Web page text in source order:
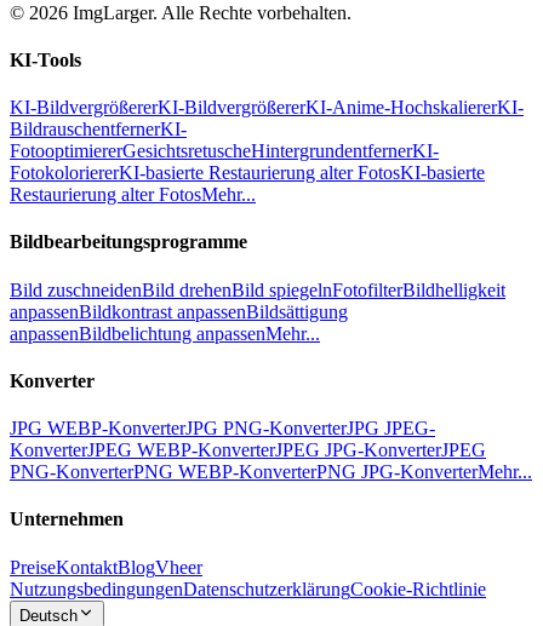
© 2026 ImgLarger. Alle Rechte vorbehalten.
KI-Tools
KI-BildvergrößererKI-BildvergrößererKI-Anime-HochskaliererKI-
BildrauschentfernerKI-
FotooptimiererGesichtsretuscheHintergrundentfernerKI-
FotokoloriererKI-basierte Restaurierung alter FotosKI-basierte
Restaurierung alter FotosMehr...
Bildbearbeitungsprogramme
Bild zuschneidenBild drehenBild spiegelnFotofilterBildhelligkeit
anpassenBildkontrast anpassenBildsättigung
anpassenBildbelichtung anpassenMehr...
Konverter
JPG WEBP-KonverterJPG PNG-KonverterJPG JPEG-
KonverterJPEG WEBP-KonverterJPEG JPG-KonverterJPEG
PNG-KonverterPNG WEBP-KonverterPNG JPG-KonverterMehr...
Unternehmen
PreiseKontaktBlogVheer
NutzungsbedingungenDatenschutzerklärungCookie-Richtlinie
Deutsch